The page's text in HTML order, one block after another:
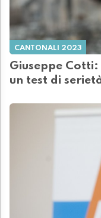
CANTONALI 2023
Giuseppe
un test di